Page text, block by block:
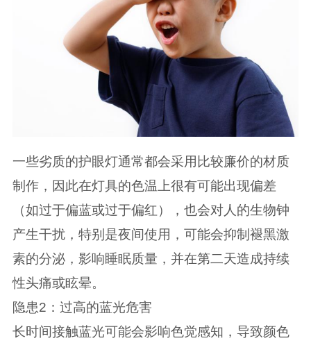
一些劣质的护眼灯通常都会采用比较廉价的材质
制作，因此在灯具的色温上很有可能出现偏差
（如过于偏蓝或过于偏红），也会对人的生物钟
产生干扰，特别是夜间使用，可能会抑制褪黑激
素的分泌，影响睡眠质量，并在第二天造成持续
性头痛或眩晕。
隐患2：过高的蓝光危害
长时间接触蓝光可能会影响色觉感知，导致颜色